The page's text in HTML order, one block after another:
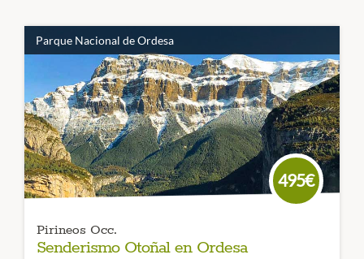
Parque Nacional de Ordesa
495€
Pirineos Occ.
Senderismo Otoñal en Ordesa